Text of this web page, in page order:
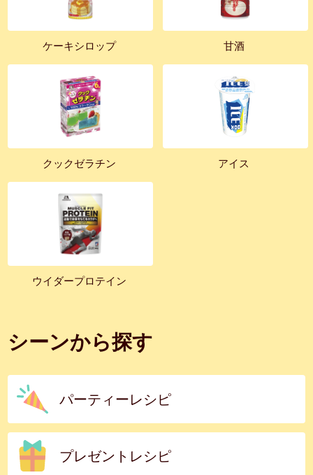
ケーキシロップ 甘酒
クックゼラチン アイス
ウイダープロテイン
シーンから探す
パーティーレシピ
プレゼントレシピ